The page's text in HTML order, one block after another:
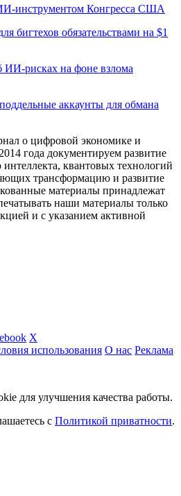
инструментом Конгресса США
бигтехов обязательствами на $1
ИИ-рисках на фоне взлома
аккаунты для обмана
о цифровой экономике и
года документируем развитие
квантовых технологий
трансформацию и развитие
материалы принадлежат
наши материалы только
и с указанием активной
X
использования О нас Реклама
для улучшения качества работы.
с Политикой приватности.